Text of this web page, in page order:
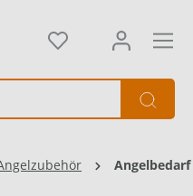
Angelbedarf